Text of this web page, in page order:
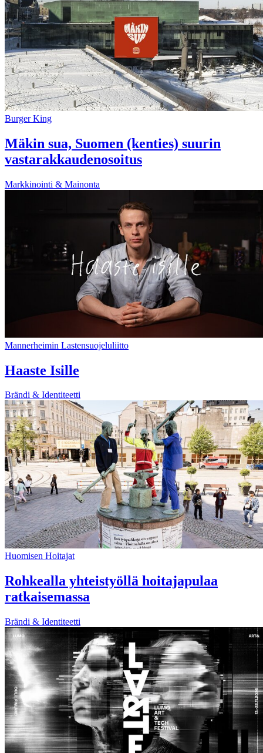
Burger King
Mäkin sua, Suomen (kenties) suurin
vastarakkaudenosoitus
Markkinointi & Mainonta
Mannerheimin Lastensuojeluliitto
Haaste Isille
Brändi & Identiteetti
Huomisen Hoitajat
Rohkealla yhteistyöllä hoitajapulaa
ratkaisemassa
Brändi & Identiteetti